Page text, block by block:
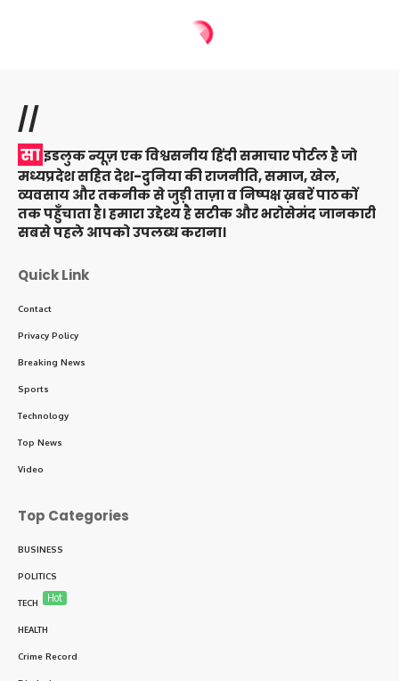
//
साइडलुक न्यूज़ एक विश्वसनीय हिंदी समाचार पोर्टल है जो
मध्यप्रदेश सहित देश-दुनिया की राजनीति, समाज, खेल,
व्यवसाय और तकनीक से जुड़ी ताज़ा व निष्पक्ष ख़बरें पाठकों
तक पहुँचाता है। हमारा उद्देश्य है सटीक और भरोसेमंद जानकारी
सबसे पहले आपको उपलब्ध कराना।
Quick Link
Contact
Privacy Policy
Breaking News
Sports
Technology
Top News
Video
Top Categories
BUSINESS
POLITICS
TECH Hot
HEALTH
Crime Record